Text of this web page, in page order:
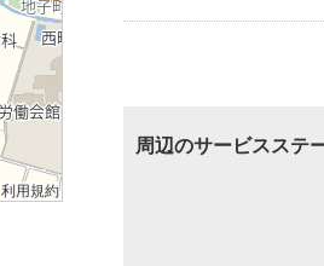
利用規約
周辺のサービスステ